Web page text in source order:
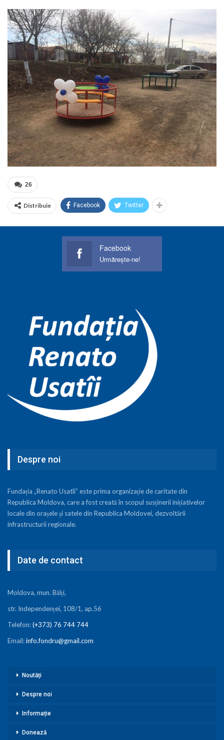
26
Distribuie Facebook Twitter
Facebook
Urmărește-ne!
Despre noi
Fundația „Renato Usatîi” este prima organizație de caritate din
Republica Moldova, care a fost creată în scopul susținerii inițiativelor
locale din orașele și satele din Republica Moldovei, dezvoltării
infrastructurii regionale.
Date de contact
Moldova, mun. Bălți,
str. Independenței, 108/1, ap.56
Telefon:(+373) 76 744 744
Email:info.fondru@gmail.com
Noutăți
Despre noi
Informație
Donează